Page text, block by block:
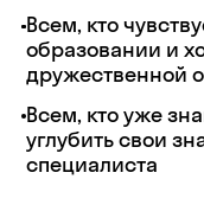
Всем, кто
образовании и
дружественной
Всем, кто уже
углубить свои
специалиста